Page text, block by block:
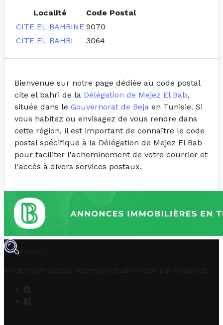
Localité
Code Postal
CITE EL BAHRINE 9070
CITE EL BAHRI
3064
Bienvenue sur notre page dédiée au code postal
cite el bahri de la Délégation de Mejez El Bab,
située dans le Gouvernorat de Beja en Tunisie. Si
vous habitez ou envisagez de vous rendre dans
cette région, il est important de connaître le code
postal spécifique à la Délégation de Mejez El Bab
pour faciliter l'acheminement de votre courrier et
l'accès à divers services postaux.
TROVIT
trovit.tn est détenu, maintenu et administré par Megaweb